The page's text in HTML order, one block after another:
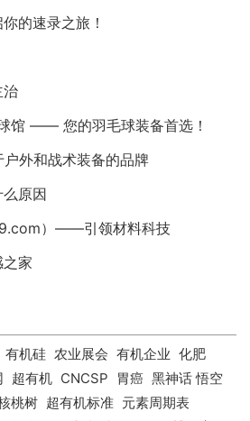
的速录之旅！
治
馆 —— 您的羽毛球装备首选！
外和战术装备的品牌
原因
）——引领材料科技
家
有机硅 农业展会 有机企业 化肥
超有机 CNCSP 胃癌 黑神话 悟空
桃树 超有机标准 元素周期表